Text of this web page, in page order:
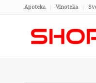
Apoteka Vinoteka